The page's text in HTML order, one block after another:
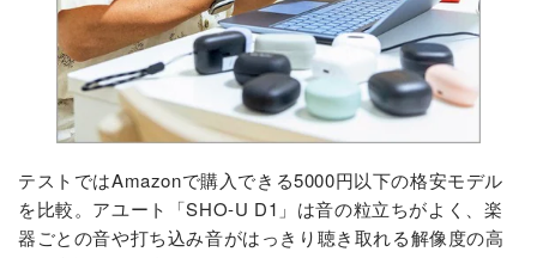
テストではAmazonで購入できる5000円以下の格安モデル
を比較。アユート「SHO-U D1」は音の粒立ちがよく、楽
器ごとの音や打ち込み音がはっきり聴き取れる解像度の高